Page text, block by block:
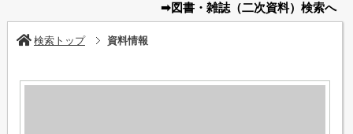
➡図書・雑誌（二次資料） 検索へ
検索トップ 資料情報